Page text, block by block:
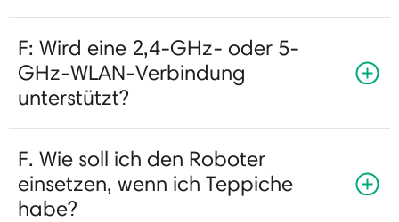
F: Wird eine 2,4-GHz- oder 5-
GHz-WLAN-Verbindung
unterstützt?
F. Wie soll ich den Roboter
einsetzen, wenn ich Teppiche
habe?